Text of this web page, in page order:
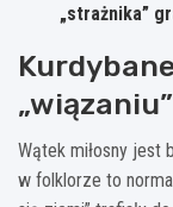
„strażnika”
Wątek miłosny jest
w folklorze to